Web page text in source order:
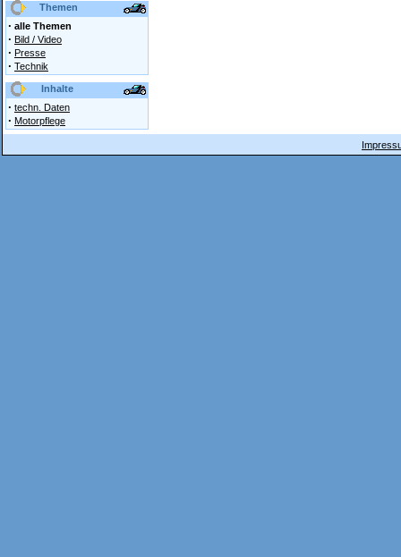
Themen
· alle Themen
· Bild / Video
· Presse
· Technik
Inhalte
· techn. Daten
· Motorpflege